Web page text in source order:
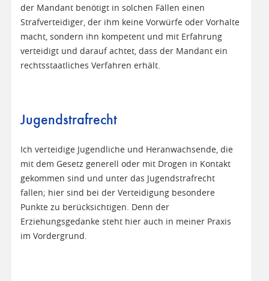
der Mandant benötigt in solchen Fällen einen
Strafverteidiger, der ihm keine Vorwürfe oder Vorhalte
macht, sondern ihn kompetent und mit Erfahrung
verteidigt und darauf achtet, dass der Mandant ein
rechtsstaatliches Verfahren erhält.
Jugendstrafrecht
Ich verteidige Jugendliche und Heranwachsende, die
mit dem Gesetz generell oder mit Drogen in Kontakt
gekommen sind und unter das Jugendstrafrecht
fallen; hier sind bei der Verteidigung besondere
Punkte zu berücksichtigen. Denn der
Erziehungsgedanke steht hier auch in meiner Praxis
im Vordergrund.